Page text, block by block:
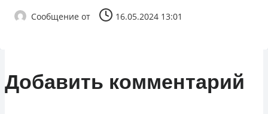
Сообщение от 16.05.2024 13:01
Добавить комментарий